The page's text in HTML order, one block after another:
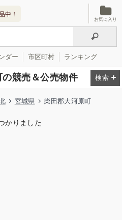
中！
お気に入り
ダー 市区町村 ランキング
競売＆公売物件
宮城県 柴田郡大河原町
かりました